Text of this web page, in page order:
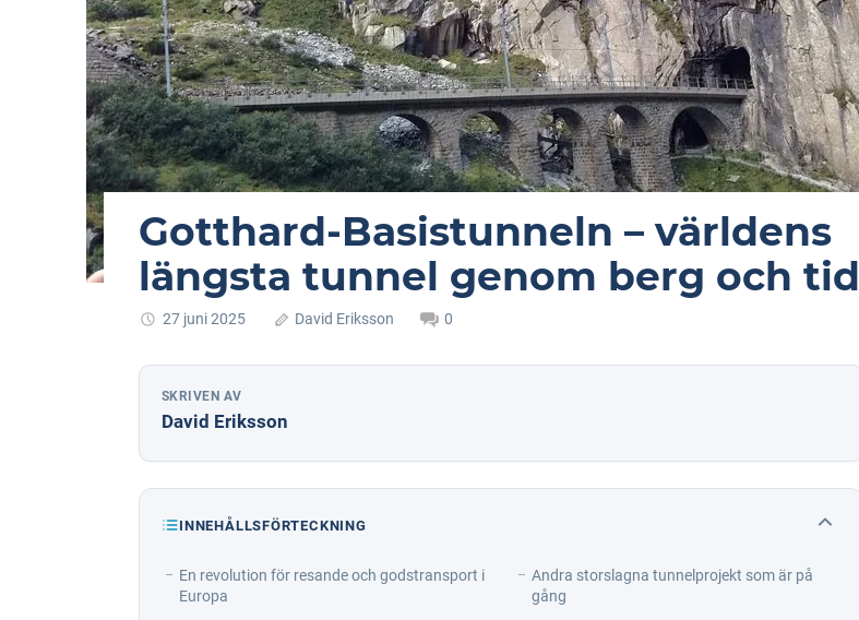
Gotthard-Basistunneln – världens
längsta tunnel genom berg och tid
27 juni 2025 David Eriksson 0
SKRIVEN AV
David Eriksson
INNEHÅLLSFÖRTECKNING
En revolution för resande och godstransport i
Europa
Andra storslagna tunnelprojekt som är på
gång